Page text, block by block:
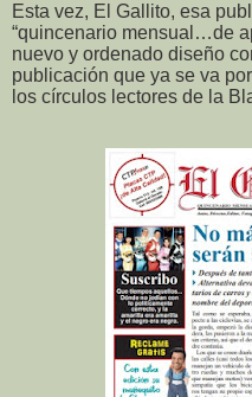
Esta vez, El Gallito, esa
“quincenario mensual…de
nuevo y ordenado diseño
publicación que ya se va
los círculos lectores de la